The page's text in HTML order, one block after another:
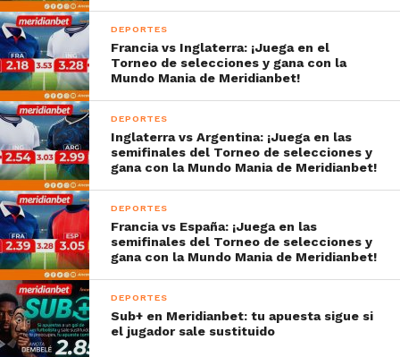
DEPORTES
Francia vs Inglaterra: ¡Juega en el
Torneo de selecciones y gana con la
Mundo Mania de Meridianbet!
DEPORTES
Inglaterra vs Argentina: ¡Juega en las
semifinales del Torneo de selecciones y
gana con la Mundo Mania de Meridianbet!
DEPORTES
Francia vs España: ¡Juega en las
semifinales del Torneo de selecciones y
gana con la Mundo Mania de Meridianbet!
DEPORTES
Sub+ en Meridianbet: tu apuesta sigue si
el jugador sale sustituido